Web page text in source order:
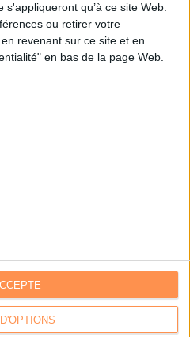
qu’à ce site Web.
ou retirer votre
revenant sur ce site et en
en bas de la page Web.
Archimag.com
avec ACE